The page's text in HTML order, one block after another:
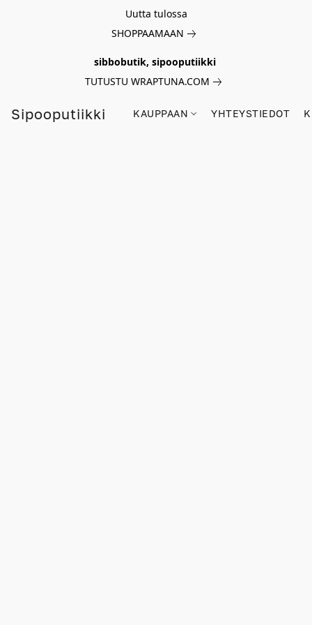
Uutta tulossa
SHOPPAAMAAN
sibbobutik, sipooputiikki
TUTUSTU WRAPTUNA.COM
Sipooputiikki KAUPPAAN YHTEYSTIEDOT